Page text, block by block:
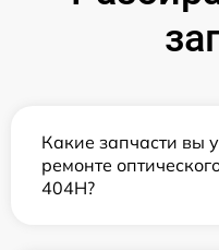
Какие запчасти вы
ремонте
404H?